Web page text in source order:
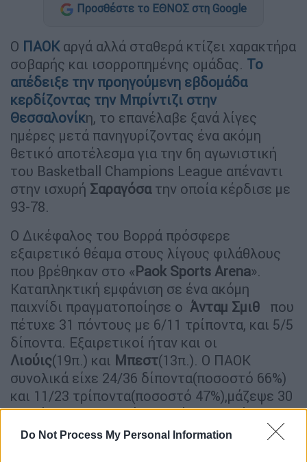
Do Not Process My Personal Information
Προσθέστε το ΕΘΝΟΣ στη Google
Ο ΠΑΟΚ αργά αλλά σταθερά κτίζει χαρακτήρα
σοβαρής και ισορροπημένης ομάδας. Το
απέδειξε την προηγούμενη εβδομάδα
κερδίζοντας την Μπρίντιζι στην
Θεσσαλονίκη, το επανέλαβε ξανά λίγες
ημέρες μετά πανηγυρίζοντας ένα ακόμη
θετικό αποτέλεσμα για την 6η αγωνιστική
του Basketball Champions League απέναντι
στην ισχυρή Σαραγόσατην οποία κέρδισε με
93-78.
Ο Δικέφαλος του Βορρά πρόσφερε
εξαιρετικό θέαμα στους λίγους φιλάθλους
που βρέθηκαν στο «Paok Sports Arena».
Καταπληκτική εμφάνιση σε ένα ακόμη
παιχνίδι πραγματοποίησε ο Άνταμ Σμιθ
που
πέτυχε 31 πόντους με 6/11 τρίποντα, και 5/5
δίποντα. Εξαιρετικοί ήταν και οι
Λιούις(19π.) και Μπεστ(13π.). Ο ΠΑΟΚ
συνολικά είχε 24/36 δίποντα(ποσοστό 66%)
και 11/23 τρίποντα(ποσοστό 47%),μάζεψε 30
ριμπάουντ με 17 ασίστ αλλά και 17 λάθη.
Αυτή ήταν η 2η νίκη της ομάδας του Κώστα